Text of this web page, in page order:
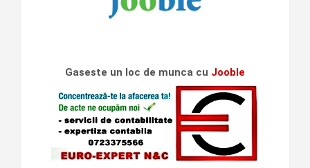
Gaseste un loc de munca cu Jooble